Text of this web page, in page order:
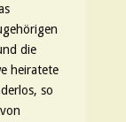
die
heiratete
so